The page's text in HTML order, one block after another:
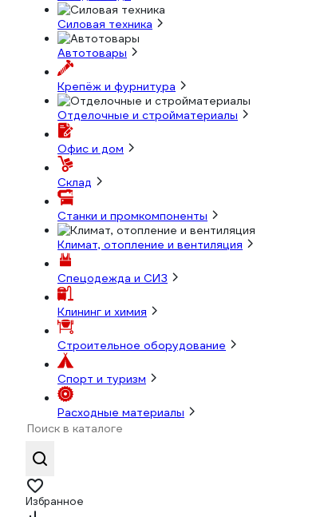
Силовая техника
Автотовары
Крепёж и фурнитура
Отделочные и стройматериалы
Офис и дом
Склад
Станки и промкомпоненты
Климат, отопление и вентиляция
Спецодежда и СИЗ
Клининг и химия
Строительное оборудование
Спорт и туризм
Расходные материалы
Избранное